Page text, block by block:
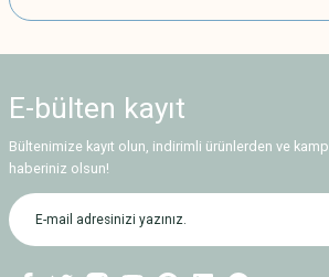
E-bülten kayıt
Bültenimize kayıt olun, indirimli ürünlerden ve
haberiniz olsun!